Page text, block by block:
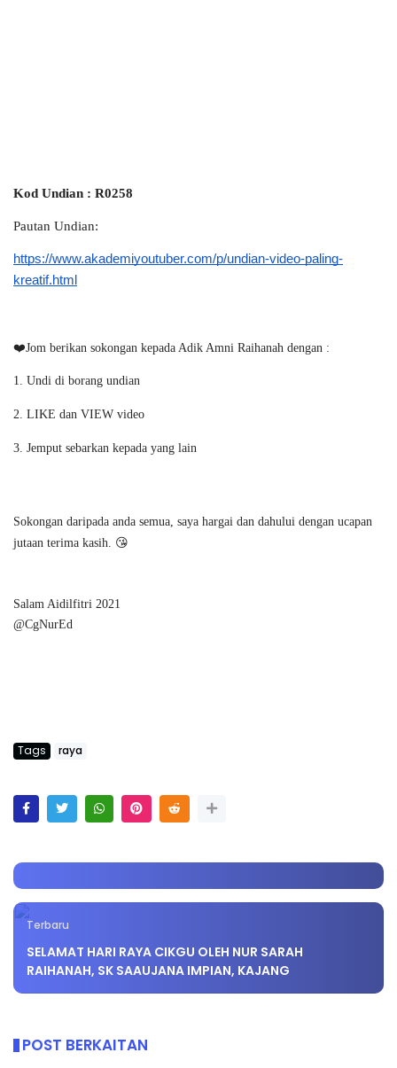
Kod Undian : R0258
Pautan Undian:
https://www.akademiyoutuber.com/p/undian-video-paling-
kreatif.html
❤️Jom berikan sokongan kepada Adik Amni Raihanah dengan :
1. Undi di borang undian
2. LIKE dan VIEW video
3. Jemput sebarkan kepada yang lain
Sokongan daripada anda semua, saya hargai dan dahului dengan ucapan
jutaan terima kasih. 😘
Salam Aidilfitri 2021
@CgNurEd
Tags raya
Terbaru
SELAMAT HARI RAYA CIKGU OLEH NUR SARAH
RAIHANAH, SK SAAUJANA IMPIAN, KAJANG
POST BERKAITAN